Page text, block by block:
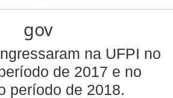
gov
na UFPI no
de 2017 e no
período de 2018.